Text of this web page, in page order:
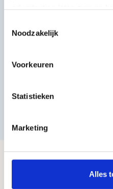
statement. Je kunt je
Noodzakelijk
Voorkeuren
Statistieken
Marketing
Alles
Voornaam